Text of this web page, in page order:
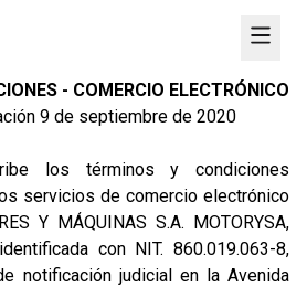
- COMERCIO ELECTRÓNICO
9 de septiembre de 2020
los términos y condiciones
servicios de comercio electrónico
Y MÁQUINAS S.A. MOTORYSA,
con NIT. 860.019.063-8,
notificación judicial en la Avenida